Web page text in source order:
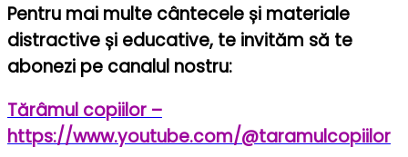
Pentru mai multe cântecele și materiale
distractive și educative, te invităm să te
abonezi pe canalul nostru:
Tărâmul copiilor –
https://www.youtube.com/@taramulcopiilor